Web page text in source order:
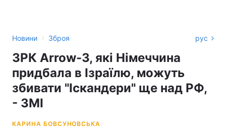
Новини › Зброя рус
ЗРК Arrow-3, які Німеччина
придбала в Ізраїлю, можуть
збивати "Іскандери" ще над РФ,
- ЗМІ
КАРИНА БОВСУНОВСЬКА